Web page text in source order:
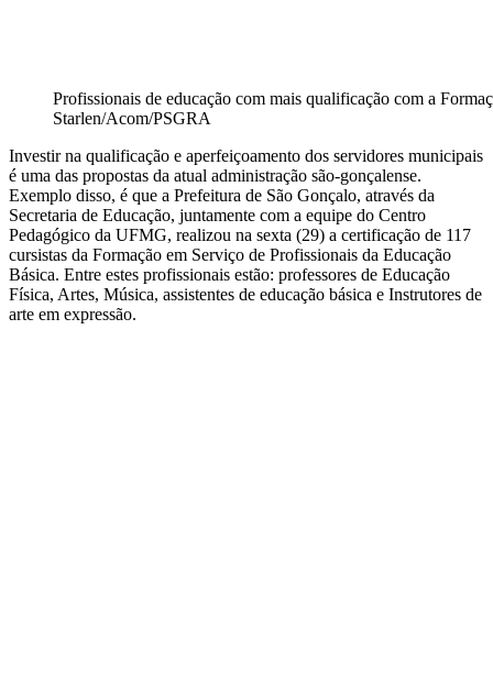
Profissionais de educação com mais qualificação com a
Starlen/Acom/PSGRA
Investir na qualificação e aperfeiçoamento dos servidores municipais
é uma das propostas da atual administração são-gonçalense.
Exemplo disso, é que a Prefeitura de São Gonçalo, através da
Secretaria de Educação, juntamente com a equipe do Centro
Pedagógico da UFMG, realizou na sexta (29) a certificação de 117
cursistas da Formação em Serviço de Profissionais da Educação
Básica. Entre estes profissionais estão: professores de Educação
Física, Artes, Música, assistentes de educação básica e Instrutores de
arte em expressão.